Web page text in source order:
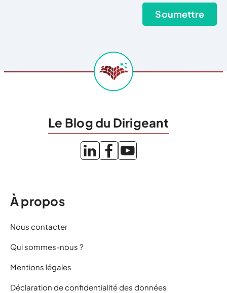
Le Blog du Dirigeant
À propos
Nous contacter
Qui sommes-nous ?
Mentions légales
Déclaration de confidentialité des données